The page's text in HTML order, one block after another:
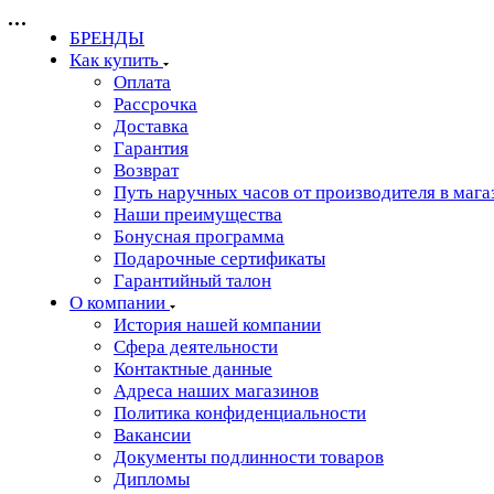
БРЕНДЫ
Как купить
Оплата
Рассрочка
Доставка
Гарантия
Возврат
Путь наручных часов от производителя в
Наши преимущества
Бонусная программа
Подарочные сертификаты
Гарантийный талон
О компании
История нашей компании
Сфера деятельности
Контактные данные
Адреса наших магазинов
Политика конфиденциальности
Вакансии
Документы подлинности товаров
Дипломы